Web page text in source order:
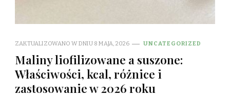
ZAKTUALIZOWANO W DNIU 8 MAJA, 2026 UNCATEGORIZED
Maliny liofilizowane a suszone:
Właściwości, kcal, różnice i
zastosowanie w 2026 roku